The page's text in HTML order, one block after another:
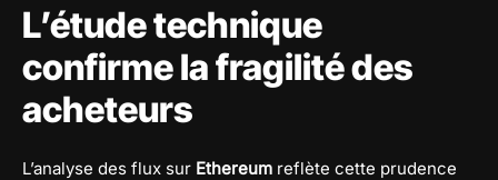
L’étude technique
confirme la fragilité des
acheteurs
L’analyse des flux sur Ethereum reflète cette prudence